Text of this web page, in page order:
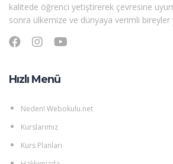
kalitede öğrenci yetiştirerek çevresine
sonra ülkemize ve dünyaya verimli
Hızlı Menü
Neden! Webokulu.net
Kurslarımız
Kurs Planları